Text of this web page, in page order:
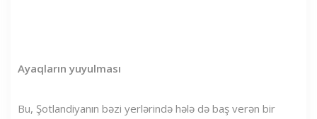
Ayaqların yuyulması
Bu, Şotlandiyanın bəzi yerlərində hələ də baş verən bir